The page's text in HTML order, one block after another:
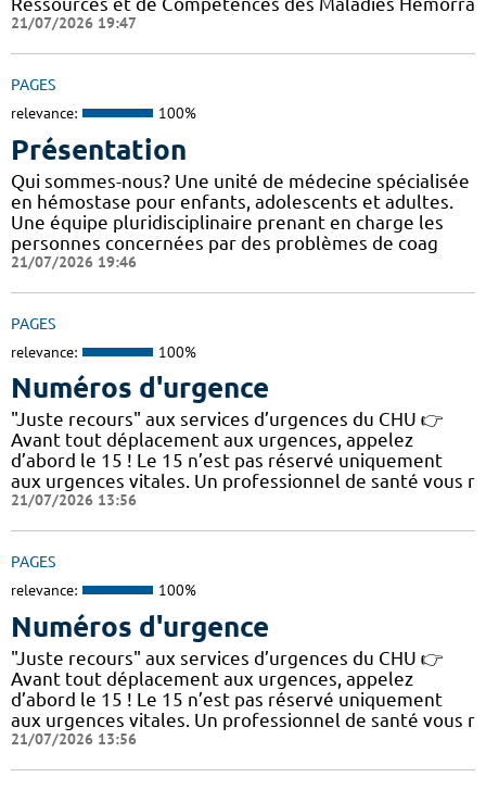
21/07/2026 19:47
PAGES
relevance: 100%
Présentation
Qui sommes-nous? Une unité de médecine spécialisée
en hémostase pour enfants, adolescents et adultes.
Une équipe pluridisciplinaire prenant en charge les
personnes concernées par des problèmes de coag
21/07/2026 19:46
PAGES
relevance: 100%
Numéros d'urgence
"Juste recours" aux services d’urgences du CHU 👉
Avant tout déplacement aux urgences, appelez
d’abord le 15 ! Le 15 n’est pas réservé uniquement
aux urgences vitales. Un professionnel de santé vous r
21/07/2026 13:56
PAGES
relevance: 100%
Numéros d'urgence
"Juste recours" aux services d’urgences du CHU 👉
Avant tout déplacement aux urgences, appelez
d’abord le 15 ! Le 15 n’est pas réservé uniquement
aux urgences vitales. Un professionnel de santé vous r
21/07/2026 13:56